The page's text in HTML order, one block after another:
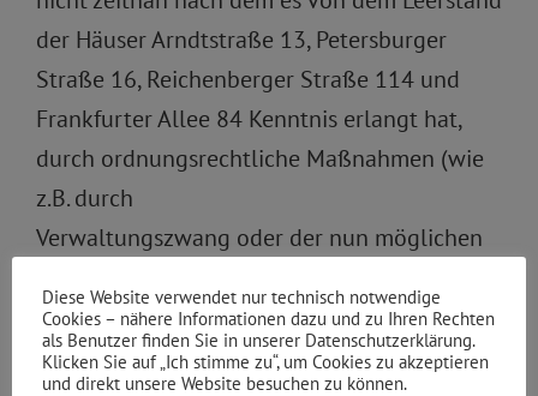
der Häuser Arndtstraße 13, Petersburger
Straße 16, Reichenberger Straße 114 und
Frankfurter Allee 84 Kenntnis erlangt hat,
durch ordnungsrechtliche Maßnahmen (wie
z.B. durch
Verwaltungszwang oder der nun möglichen
diese Häuser wieder dem Wohnungsmarkt
zugeführt?
Diese Website verwendet nur technisch notwendige
Cookies – nähere Informationen dazu und zu Ihren Rechten
als Benutzer finden Sie in unserer Datenschutzerklärung.
Klicken Sie auf „Ich stimme zu“, um Cookies zu akzeptieren
und direkt unsere Website besuchen zu können.